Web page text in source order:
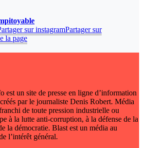
sur instagramPartager sur
la page
est un site de presse en ligne d’information
par le journaliste Denis Robert. Média
de toute pression industrielle ou
à la lutte anti-corruption, à la défense de la
la démocratie. Blast est un média au
l’intérêt général.